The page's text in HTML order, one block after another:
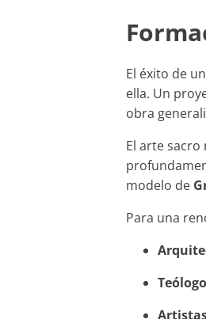
El éxito de
ella. Un
obra
El arte
modelo de
Para una